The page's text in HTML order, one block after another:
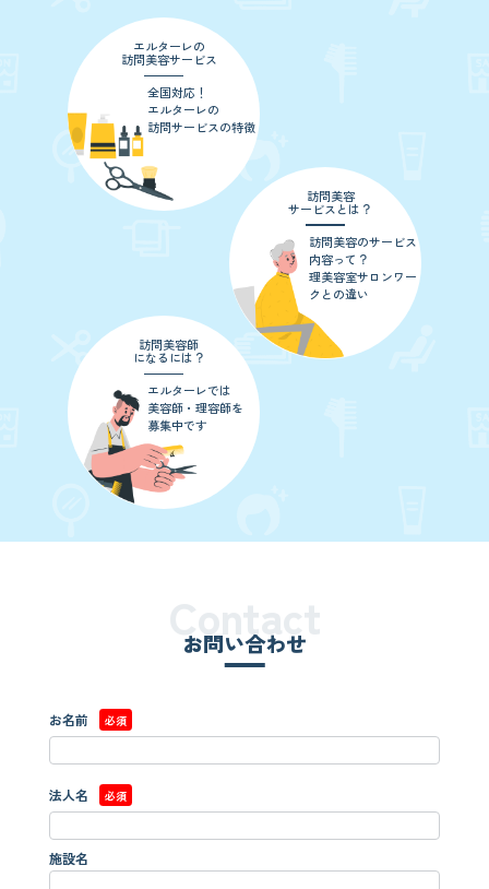
エルターレの
訪問美容サービス
全国対応！
エルターレの
訪問サービスの特徴
訪問美容
サービスとは？
訪問美容のサービス
内容って？
理美容室サロンワー
クとの違い
訪問美容師
になるには？
エルターレでは
美容師・理容師を
募集中です
お問い合わせ
Contact
お名前 必須
法人名 必須
施設名